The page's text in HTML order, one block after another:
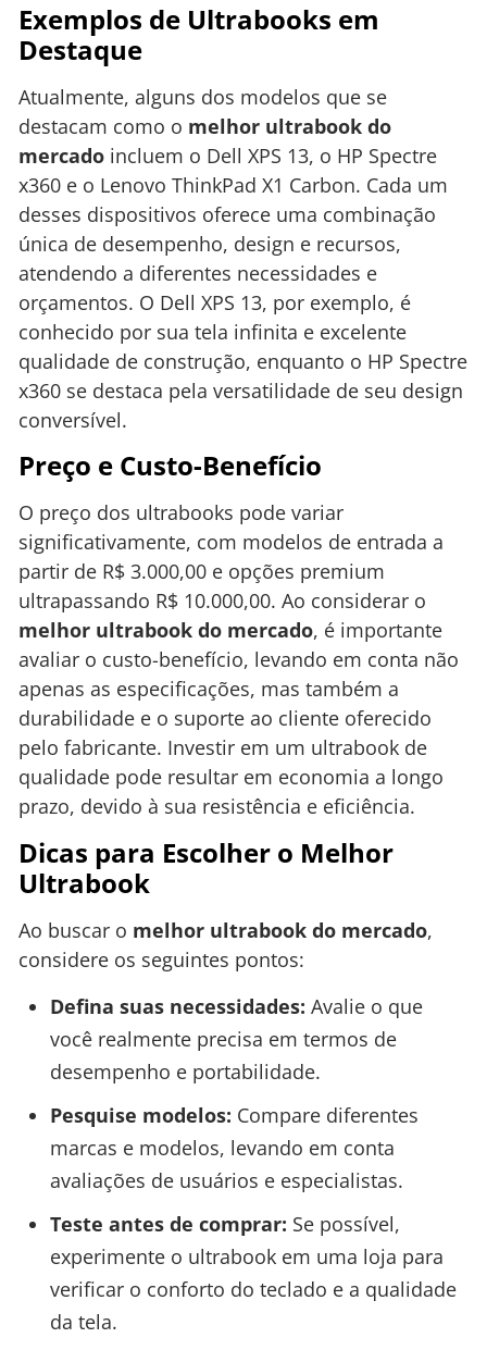
Exemplos de Ultrabooks em
Destaque
Atualmente, alguns dos modelos que se
destacam como o melhor ultrabook do
mercado incluem o Dell XPS 13, o HP Spectre
x360 e o Lenovo ThinkPad X1 Carbon. Cada um
desses dispositivos oferece uma combinação
única de desempenho, design e recursos,
atendendo a diferentes necessidades e
orçamentos. O Dell XPS 13, por exemplo, é
conhecido por sua tela infinita e excelente
qualidade de construção, enquanto o HP Spectre
x360 se destaca pela versatilidade de seu design
conversível.
Preço e Custo-Benefício
O preço dos ultrabooks pode variar
significativamente, com modelos de entrada a
partir de R$ 3.000,00 e opções premium
ultrapassando R$ 10.000,00. Ao considerar o
melhor ultrabook do mercado, é importante
avaliar o custo-benefício, levando em conta não
apenas as especificações, mas também a
durabilidade e o suporte ao cliente oferecido
pelo fabricante. Investir em um ultrabook de
qualidade pode resultar em economia a longo
prazo, devido à sua resistência e eficiência.
Dicas para Escolher o Melhor
Ultrabook
Ao buscar o melhor ultrabook do mercado,
considere os seguintes pontos:
Defina suas necessidades: Avalie o que
você realmente precisa em termos de
desempenho e portabilidade.
Pesquise modelos: Compare diferentes
marcas e modelos, levando em conta
avaliações de usuários e especialistas.
Teste antes de comprar: Se possível,
experimente o ultrabook em uma loja para
verificar o conforto do teclado e a qualidade
da tela.